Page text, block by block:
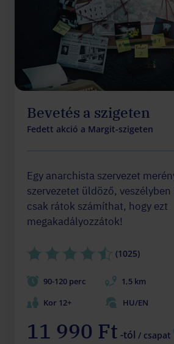
Bevetés a szigeten
Fedett akció a Margit-szigeten
Egy anarchista szervezet
szervezetet üldöző,
csak rátok számíthat, hogy ezt
megakadályozzátok!
(1025)
90-120 perc 1,5 km
Kor 12+
HU/EN
11 990 Ft -tól / csapat